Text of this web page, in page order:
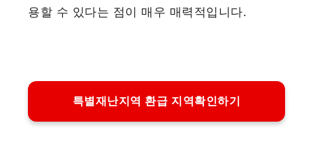
용할 수 있다는 점이 매우 매력적입니다.
특별재난지역 환급 지역확인하기